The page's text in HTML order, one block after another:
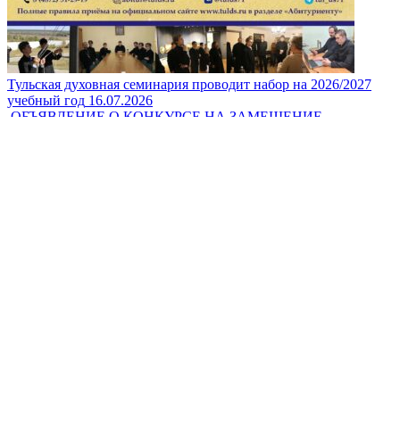
Тульская духовная семинария проводит набор на 2026/2027
учебный год 16.07.2026
ОБЪЯВЛЕНИЕ О КОНКУРСЕ НА ЗАМЕЩЕНИЕ